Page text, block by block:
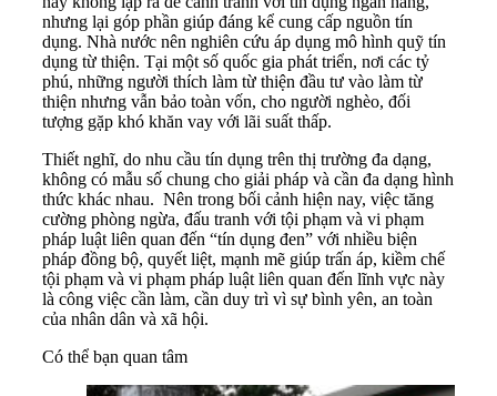
nhưng lại góp phần giúp đáng kể cung cấp nguồn tín
dụng. Nhà nước nên nghiên cứu áp dụng mô hình quỹ tín
dụng từ thiện. Tại một số quốc gia phát triển, nơi các tỷ
phú, những người thích làm từ thiện đầu tư vào làm từ
thiện nhưng vẫn bảo toàn vốn, cho người nghèo, đối
tượng gặp khó khăn vay với lãi suất thấp.
Thiết nghĩ, do nhu cầu tín dụng trên thị trường đa dạng,
không có mẫu số chung cho giải pháp và cần đa dạng hình
thức khác nhau. Nên trong bối cảnh hiện nay, việc tăng
cường phòng ngừa, đấu tranh với tội phạm và vi phạm
pháp luật liên quan đến “tín dụng đen” với nhiều biện
pháp đồng bộ, quyết liệt, mạnh mẽ giúp trấn áp, kiềm chế
tội phạm và vi phạm pháp luật liên quan đến lĩnh vực này
là công việc cần làm, cần duy trì vì sự bình yên, an toàn
của nhân dân và xã hội.
Có thể bạn quan tâm